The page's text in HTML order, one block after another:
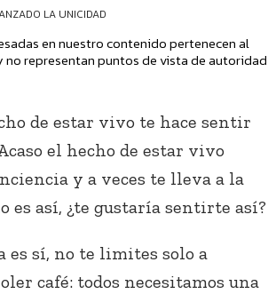
LA UNICIDAD
en nuestro contenido pertenecen al
no representan puntos de vista de autoridad
de estar vivo te hace sentir
el hecho de estar vivo
y a veces te lleva a la
es así, ¿te gustaría sentirte así?
es sí, no te limites solo a
café: todos necesitamos una